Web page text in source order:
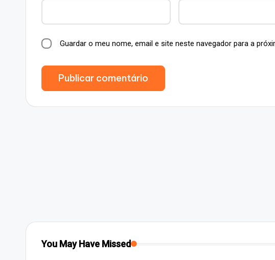
Guardar o meu nome, email e site neste navegador para a
You May Have Missed